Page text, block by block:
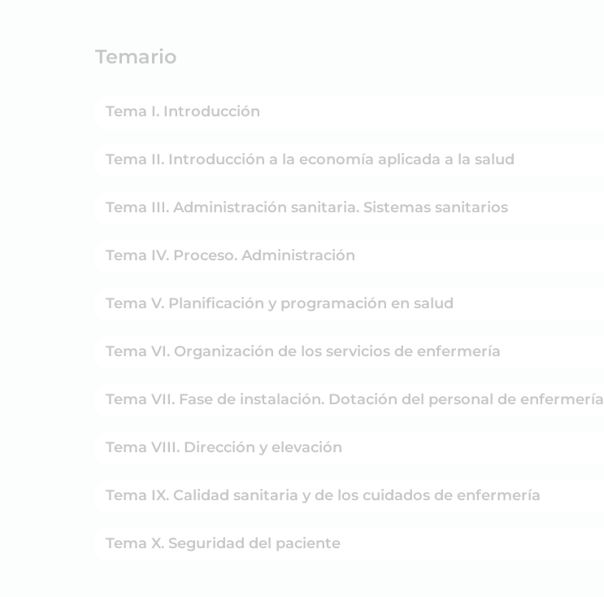
Temario
Tema I. Introducción
Tema II. Introducción a la economía aplicada a la salud
Tema III. Administración sanitaria. Sistemas sanitarios
Tema IV. Proceso. Administración
Tema V. Planificación y programación en salud
Tema VI. Organización de los servicios de enfermería
Tema VII. Fase de instalación. Dotación del personal de enfermería
Tema VIII. Dirección y elevación
Tema IX. Calidad sanitaria y de los cuidados de enfermería
Tema X. Seguridad del paciente